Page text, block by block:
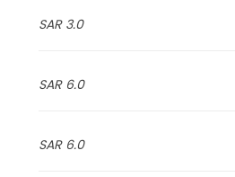
3.0 SAR
6.0 SAR
6.0 SAR